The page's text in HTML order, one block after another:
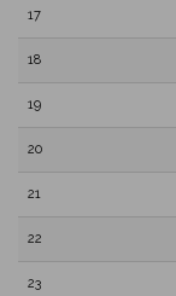
17
18
19
20
21
22
23